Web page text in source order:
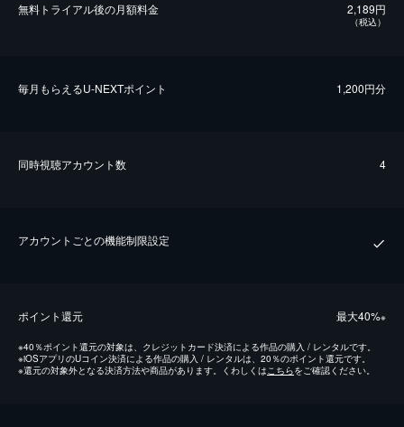
無料トライアル後の⽉額料金 2,189円
（税込）
毎⽉もらえるU-NEXTポイント 1,200円分
同時視聴アカウント数 4
アカウントごとの機能制限設定
ポイント還元 最⼤40%※
※40％ポイント還元の対象は、クレジットカード決済による作品の購入 / レンタルです。
※iOSアプリのUコイン決済による作品の購入 / レンタルは、20％のポイント還元です。
※還元の対象外となる決済方法や商品があります。くわしくはこちらをご確認ください。